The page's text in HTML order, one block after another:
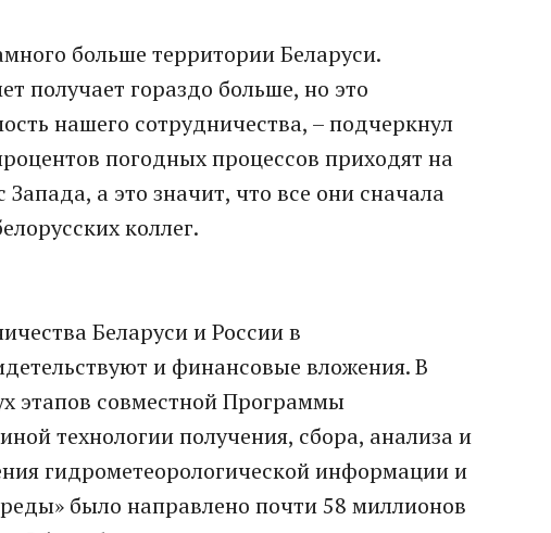
больше территории Беларуси.
получает гораздо больше, но это
нашего сотрудничества, – подчеркнул
погодных процессов приходят на
а это значит, что все они сначала
коллег.
Беларуси и России в
и финансовые вложения. В
этапов совместной Программы
технологии получения, сбора, анализа и
гидрометеорологической информации и
было направлено почти 58 миллионов